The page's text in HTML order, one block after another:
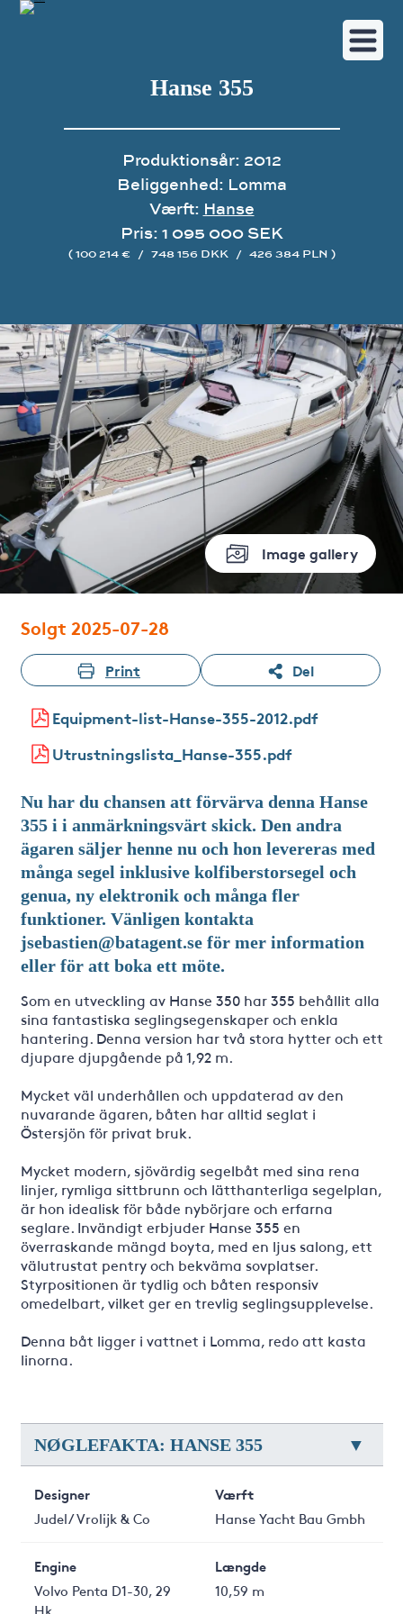
Image gallery
Hanse 355
Produktionsår: 2012
Beliggenhed: Lomma
Værft: Hanse
Pris: 1 095 000 SEK
( 100 214 € / 748 156 DKK / 426 384 PLN )
Solgt 2025-07-28
Print Del
Equipment-list-Hanse-355-2012.pdf
Utrustningslista_Hanse-355.pdf
Nu har du chansen att förvärva denna Hanse
355 i i anmärkningsvärt skick. Den andra
ägaren säljer henne nu och hon levereras med
många segel inklusive kolfiberstorsegel och
genua, ny elektronik och många fler
funktioner. Vänligen kontakta
jsebastien@batagent.se för mer information
eller för att boka ett möte.
Som en utveckling av Hanse 350 har 355 behållit alla
sina fantastiska seglingsegenskaper och enkla
hantering. Denna version har två stora hytter och ett
djupare djupgående på 1,92 m.
Mycket väl underhållen och uppdaterad av den
nuvarande ägaren, båten har alltid seglat i
Östersjön för privat bruk.
Mycket modern, sjövärdig segelbåt med sina rena
linjer, rymliga sittbrunn och lätthanterliga segelplan,
är hon idealisk för både nybörjare och erfarna
seglare. Invändigt erbjuder Hanse 355 en
överraskande mängd boyta, med en ljus salong, ett
välutrustat pentry och bekväma sovplatser.
Styrpositionen är tydlig och båten responsiv
omedelbart, vilket ger en trevlig seglingsupplevelse.
Denna båt ligger i vattnet i Lomma, redo att kasta
linorna.
NØGLEFAKTA: HANSE 355
Designer
Judel/ Vrolijk & Co
Værft
Hanse Yacht Bau Gmbh
Engine
Volvo Penta D1-30, 29
Hk
Længde
10,59 m